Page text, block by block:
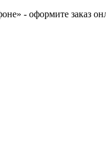
- оформите заказ